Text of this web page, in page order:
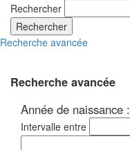
Rechercher
Rechercher
Recherche avancée
Recherche avancée
Année de naissance :
Intervalle entre